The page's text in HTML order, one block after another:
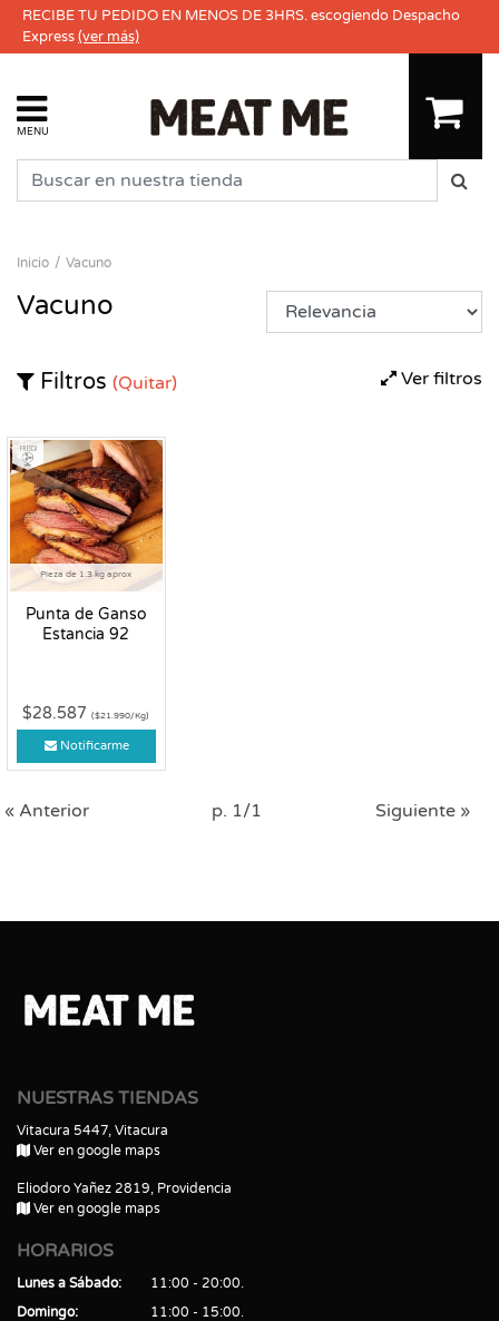
RECIBE TU PEDIDO EN MENOS DE 3HRS. escogiendo Despacho
Express(ver más)
MENU
Inicio Vacuno
Vacuno
Ver filtros
Filtros (Quitar)
Pieza de 1.3 kg aprox
Punta de Ganso
Estancia 92
Fresco
$28.587($21.990/Kg)
Notificarme
« Anterior p. 1/1 Siguiente »
NUESTRAS TIENDAS
Vitacura 5447, Vitacura
Ver en google maps
Eliodoro Yañez 2819, Providencia
Ver en google maps
HORARIOS
Lunes a Sábado
11:00 - 20:00
Domingo
11:00 - 15:00